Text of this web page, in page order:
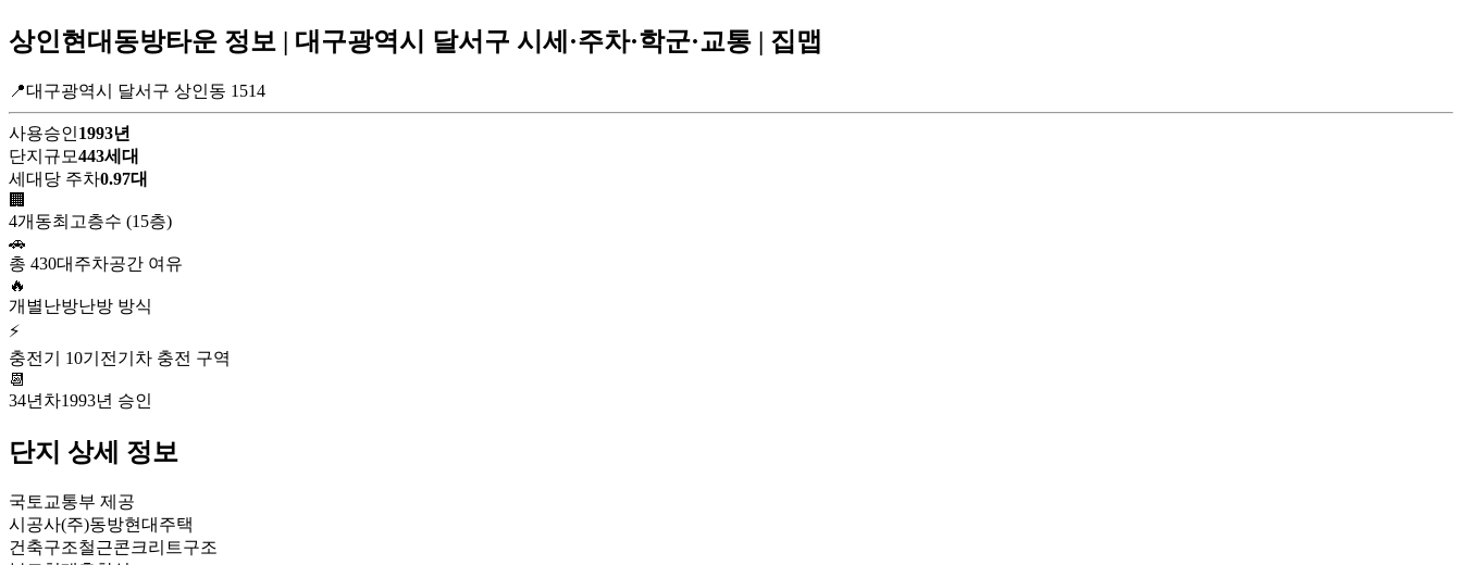
상인현대동방타운 정보 | 대구광역시 달서구 시세·주차·학군·교통 | 집맵
📍대구광역시 달서구 상인동 1514
사용승인1993년
단지규모443세대
세대당 주차0.97대
🏢
4개동최고층수 (15층)
🚗
총 430대 주차공간 여유
🔥
개별난방난방 방식
⚡
충전기 10기 전기차 충전 구역
📆
34년차1993년 승인
단지 상세 정보
국토교통부 제공
시공사(주)동방현대주택
건축구조철근콘크리트구조